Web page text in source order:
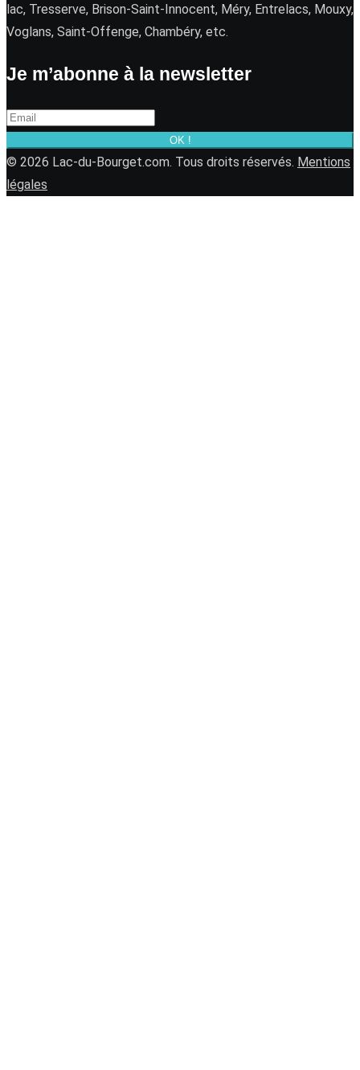
lac, Tresserve, Brison-Saint-Innocent, Méry, Entrelacs, Mouxy,
Voglans, Saint-Offenge, Chambéry, etc.
Je m’abonne à la newsletter
OK !
© 2026 Lac-du-Bourget.com. Tous droits réservés. Mentions
légales